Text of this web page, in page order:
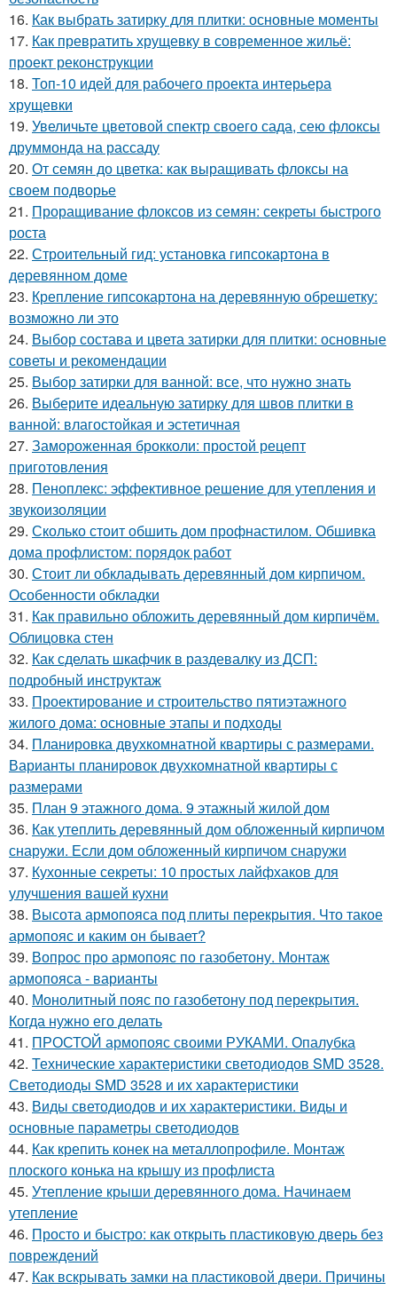
16. Как выбрать затирку для плитки: основные моменты
17. Как превратить хрущевку в современное жильё:
проект реконструкции
18. Топ-10 идей для рабочего проекта интерьера
хрущевки
19. Увеличьте цветовой спектр своего сада, сею флоксы
друммонда на рассаду
20. От семян до цветка: как выращивать флоксы на
своем подворье
21. Проращивание флоксов из семян: секреты быстрого
роста
22. Строительный гид: установка гипсокартона в
деревянном доме
23. Крепление гипсокартона на деревянную обрешетку:
возможно ли это
24. Выбор состава и цвета затирки для плитки: основные
советы и рекомендации
25. Выбор затирки для ванной: все, что нужно знать
26. Выберите идеальную затирку для швов плитки в
ванной: влагостойкая и эстетичная
27. Замороженная брокколи: простой рецепт
приготовления
28. Пеноплекс: эффективное решение для утепления и
звукоизоляции
29. Сколько стоит обшить дом профнастилом. Обшивка
дома профлистом: порядок работ
30. Стоит ли обкладывать деревянный дом кирпичом.
Особенности обкладки
31. Как правильно обложить деревянный дом кирпичём.
Облицовка стен
32. Как сделать шкафчик в раздевалку из ДСП:
подробный инструктаж
33. Проектирование и строительство пятиэтажного
жилого дома: основные этапы и подходы
34. Планировка двухкомнатной квартиры с размерами.
Варианты планировок двухкомнатной квартиры с
размерами
35. План 9 этажного дома. 9 этажный жилой дом
36. Как утеплить деревянный дом обложенный кирпичом
снаружи. Если дом обложенный кирпичом снаружи
37. Кухонные секреты: 10 простых лайфхаков для
улучшения вашей кухни
38. Высота армопояса под плиты перекрытия. Что такое
армопояс и каким он бывает?
39. Вопрос про армопояс по газобетону. Монтаж
армопояса - варианты
40. Монолитный пояс по газобетону под перекрытия.
Когда нужно его делать
41. ПРОСТОЙ армопояс своими РУКАМИ. Опалубка
42. Технические характеристики светодиодов SMD 3528.
Светодиоды SMD 3528 и их характеристики
43. Виды светодиодов и их характеристики. Виды и
основные параметры светодиодов
44. Как крепить конек на металлопрофиле. Монтаж
плоского конька на крышу из профлиста
45. Утепление крыши деревянного дома. Начинаем
утепление
46. Просто и быстро: как открыть пластиковую дверь без
повреждений
47. Как вскрывать замки на пластиковой двери. Причины